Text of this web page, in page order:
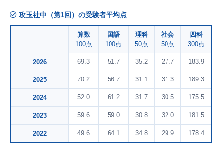
攻玉社中（第1回）の受験者平均点
算数
100点
国語
100点
理科
50点
社会
50点
四科
300点
2026 69.3 51.7 35.2 27.7 183.9
2025 70.2 56.7 31.1 31.3 189.3
2024 52.0 61.2 31.7 30.5 175.5
2023 59.6 59.0 30.8 32.0 181.5
2022 49.6 64.1 34.8 29.9 178.4